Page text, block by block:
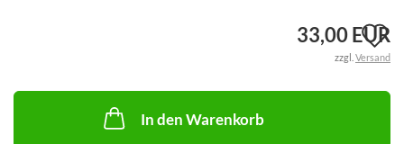
33,00 EUR
zzgl. Versand
In den Warenkorb